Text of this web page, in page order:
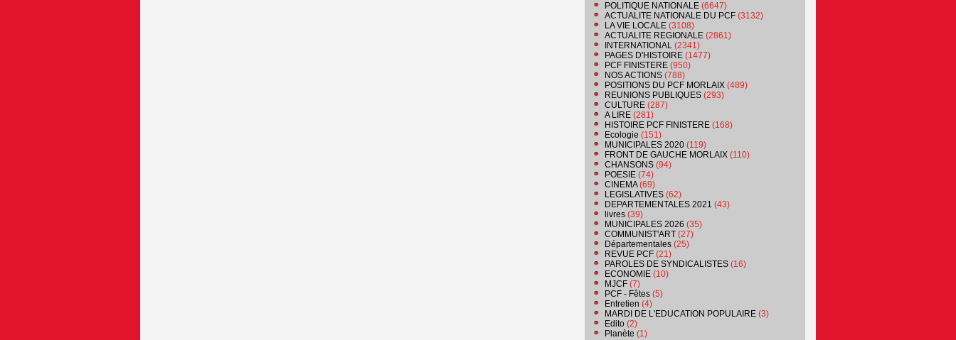
POLITIQUE NATIONALE (6647)
ACTUALITE NATIONALE DU PCF (3132)
LA VIE LOCALE (3108)
ACTUALITE REGIONALE (2861)
INTERNATIONAL (2341)
PAGES D'HISTOIRE (1477)
PCF FINISTERE (950)
NOS ACTIONS (788)
POSITIONS DU PCF MORLAIX (489)
REUNIONS PUBLIQUES (293)
CULTURE (287)
A LIRE (281)
HISTOIRE PCF FINISTERE (168)
Ecologie (151)
MUNICIPALES 2020 (119)
FRONT DE GAUCHE MORLAIX (110)
CHANSONS (94)
POESIE (74)
CINEMA(69)
LEGISLATIVES (62)
DEPARTEMENTALES 2021 (43)
livres (39)
MUNICIPALES 2026 (35)
COMMUNIST'ART (27)
Départementales (25)
REVUE PCF (21)
PAROLES DE SYNDICALISTES (16)
ECONOMIE (10)
MJCF (7)
PCF - Fêtes (5)
Entretien (4)
MARDI DE L'EDUCATION POPULAIRE (3)
Edito (2)
Planète (1)